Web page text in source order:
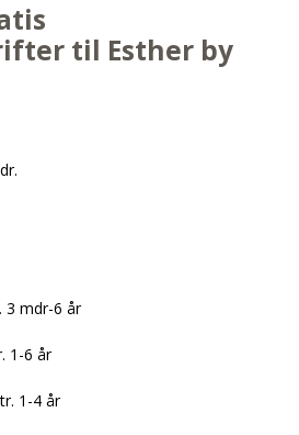
til Esther by
3 mdr-6 år
1-6 år
1-4 år